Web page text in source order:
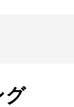
グ